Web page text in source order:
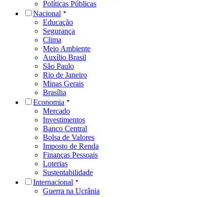
Políticas Públicas
Nacional
Educação
Segurança
Clima
Meio Ambiente
Auxílio Brasil
São Paulo
Rio de Janeiro
Minas Gerais
Brasília
Economia
Mercado
Investimentos
Banco Central
Bolsa de Valores
Imposto de Renda
Finanças Pessoais
Loterias
Sustentabilidade
Internacional
Guerra na Ucrânia